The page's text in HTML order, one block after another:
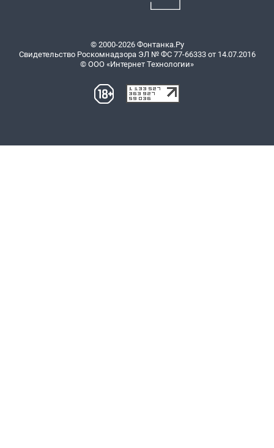
© 2000-2026 Фонтанка.Ру
Свидетельство Роскомнадзора ЭЛ № ФС 77-66333 от 14.07.2016
© ООО «Интернет Технологии»